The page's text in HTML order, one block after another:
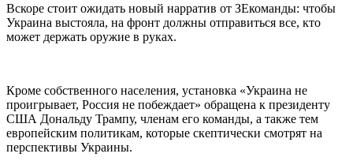
Вскоре стоит ожидать новый нарратив от ЗЕкоманды: чтобы
Украина выстояла, на фронт должны отправиться все, кто
может держать оружие в руках.
Кроме собственного населения, установка «Украина не
проигрывает, Россия не побеждает» обращена к президенту
США Дональду Трампу, членам его команды, а также тем
европейским политикам, которые скептически смотрят на
перспективы Украины.